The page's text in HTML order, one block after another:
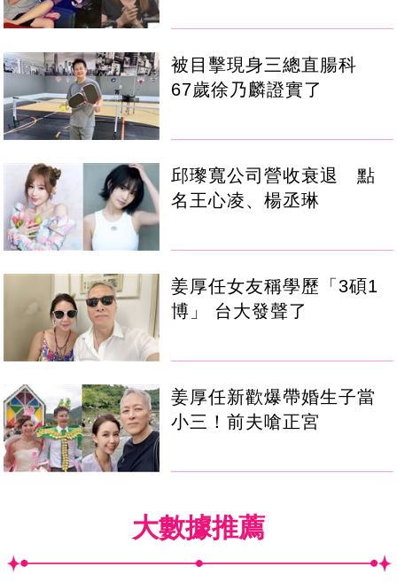
被目擊現身三總直腸科
67歲徐乃麟證實了
邱瓈寬公司營收衰退 點
名王心凌、楊丞琳
姜厚任女友稱學歷「3碩1
博」 台大發聲了
姜厚任新歡爆帶婚生子當
小三！前夫嗆正宮
大數據推薦